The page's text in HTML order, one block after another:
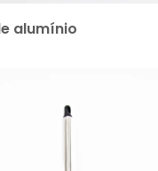
alumínio